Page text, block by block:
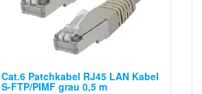
Cat.6 Patchkabel RJ45 LAN Kabel
S-FTP/PIMF grau 0,5 m